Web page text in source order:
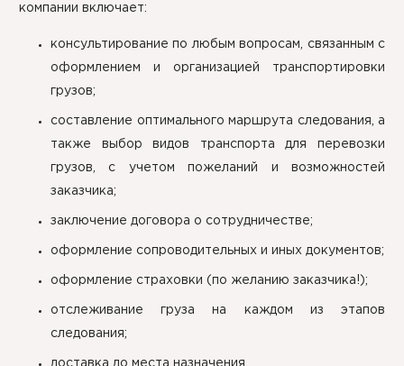
компании включает:
консультирование по любым вопросам, связанным с
оформлением и организацией транспортировки
грузов;
составление оптимального маршрута следования, а
также выбор видов транспорта для перевозки
грузов, с учетом пожеланий и возможностей
заказчика;
заключение договора о сотрудничестве;
оформление сопроводительных и иных документов;
оформление страховки (по желанию заказчика!);
отслеживание груза на каждом из этапов
следования;
доставка до места назначения.